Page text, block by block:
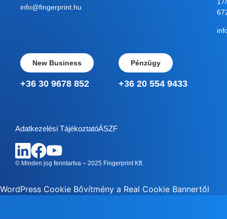
info@fingerprint.hu
New Business
+36 30 9678 852
Pénzügy
+36 20 554 9433
© Minden jog fenntartva – 2025 Fingerprint Kft.
Adatkezelési TájékoztatóÁSZF
WordPress Cookie Bővítmény a Real Cookie Bannertől